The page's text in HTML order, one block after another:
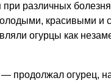
различных
красивыми и
огурцы как
— продолжал огурец,